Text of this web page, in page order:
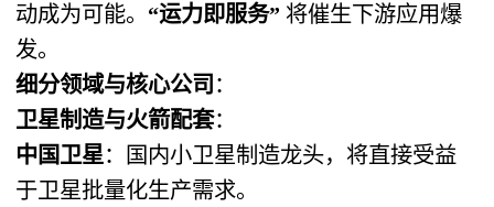
动成为可能。 “运力即服务” ​ 将催生下游应用爆
发。
细分领域与核心公司 ：
卫星制造与火箭配套：
中国卫星：国内小卫星制造龙头，将直接受益
于卫星批量化生产需求。